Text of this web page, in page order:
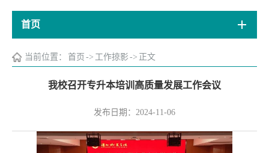
首页
当前位置： 首页 -> 工作掠影 -> 正文
我校召开专升本培训高质量发展工作会议
发布日期：2024-11-06